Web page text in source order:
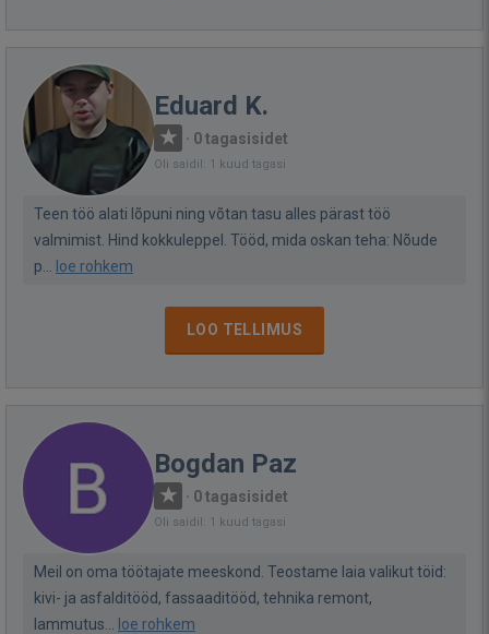
Eduard K.
· 0 tagasisidet
Oli saidil: 1 kuud tagasi
Teen töö alati lõpuni ning võtan tasu alles pärast töö
valmimist. Hind kokkuleppel. Tööd, mida oskan teha: Nõude
p...
loe rohkem
LOO TELLIMUS
Bogdan Paz
· 0 tagasisidet
Oli saidil: 1 kuud tagasi
Meil on oma töötajate meeskond. Teostame laia valikut töid:
kivi- ja asfalditööd, fassaaditööd, tehnika remont,
lammutus...
loe rohkem